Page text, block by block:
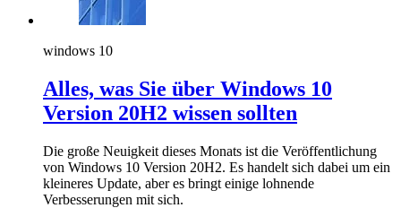
windows 10
Alles, was Sie über Windows 10
Version 20H2 wissen sollten
Die große Neuigkeit dieses Monats ist die Veröffentlichung
von Windows 10 Version 20H2. Es handelt sich dabei um ein
kleineres Update, aber es bringt einige lohnende
Verbesserungen mit sich.